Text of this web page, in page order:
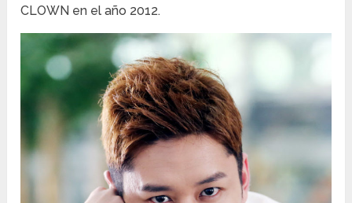
CLOWN en el año 2012.